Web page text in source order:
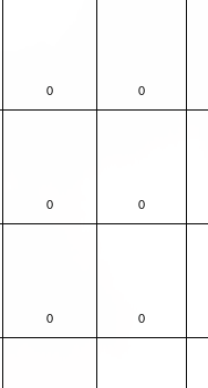
0 0
0 0
0 0